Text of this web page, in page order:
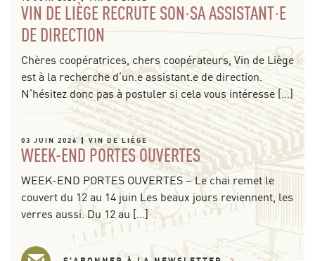
VIN DE LIÈGE RECRUTE SON·SA ASSISTANT·E
DE DIRECTION
Chères coopératrices, chers coopérateurs, Vin de Liège
est à la recherche d’un.e assistant.e de direction.
N’hésitez donc pas à postuler si cela vous intéresse […]
03 JUIN 2026 VIN DE LIÈGE
WEEK-END PORTES OUVERTES
WEEK-END PORTES OUVERTES – Le chai remet le
couvert du 12 au 14 juin Les beaux jours reviennent, les
verres aussi. Du 12 au […]